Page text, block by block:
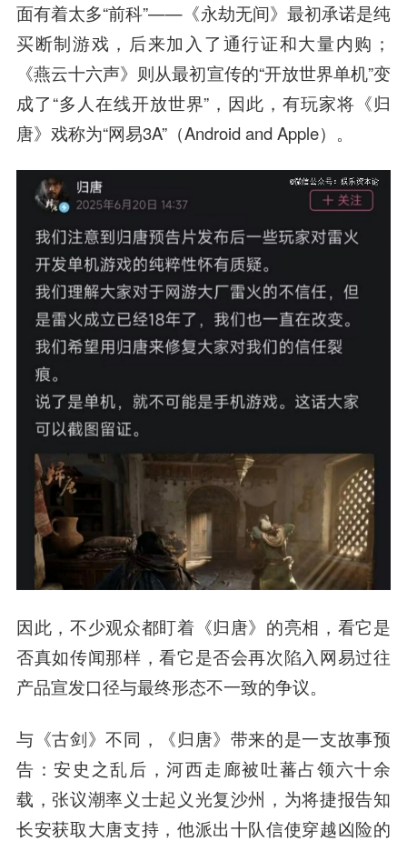
面有着太多“前科”——《永劫无间》最初承诺是纯
买断制游戏，后来加入了通行证和大量内购；
《燕云十六声》则从最初宣传的“开放世界单机”变
成了“多人在线开放世界”，因此，有玩家将《归
唐》戏称为“网易3A”（Android and Apple）。
因此，不少观众都盯着《归唐》的亮相，看它是
否真如传闻那样，看它是否会再次陷入网易过往
产品宣发口径与最终形态不一致的争议。
与《古剑》不同，《归唐》带来的是一支故事预
告：安史之乱后，河西走廊被吐蕃占领六十余
载，张议潮率义士起义光复沙州，为将捷报告知
长安获取大唐支持，他派出十队信使穿越凶险的